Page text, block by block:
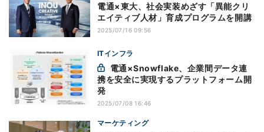
電通×東大、社会実装めざす「異能クリ
エイティブ人材」育成プログラムを開講
2025/07/16 09:56
ITインフラ
携を安全に実現するプラットフォーム開
発
2025/07/08 16:46
マーケティング